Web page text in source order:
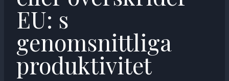
EU: s
genomsnittliga
produktivitet